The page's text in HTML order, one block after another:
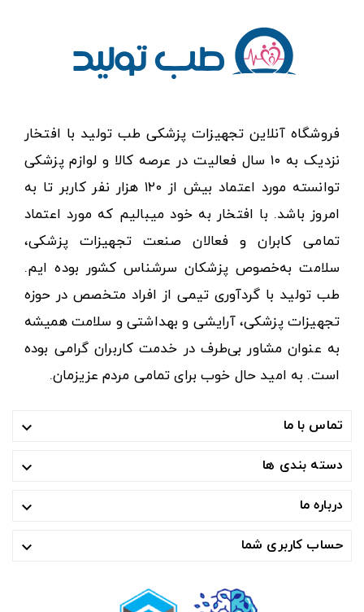
فروشگاه آنلاین تجهیزات پزشکی طب تولید با افتخار
نزدیک به ۱۰ سال فعالیت در عرصه کالا و لوازم پزشکی
توانسته مورد اعتماد بیش از ۱۲۰ هزار نفر کاربر تا به
امروز باشد. با افتخار به خود میبالیم که مورد اعتماد
تمامی کابران و فعالان صنعت تجهیزات پزشکی،
سلامت به‌خصوص پزشکان سرشناس کشور بوده ایم.
طب تولید با گردآوری تیمی از افراد متخصص در حوزه
تجهیزات پزشکی، آرایشی و بهداشتی و سلامت همیشه
به عنوان مشاور بی‌طرف در خدمت کاربران گرامی بوده
است. به امید حال خوب برای تمامی مردم عزیزمان.
تماس با ما 
دسته بندی ها 
درباره ما 
حساب کاربری شما 